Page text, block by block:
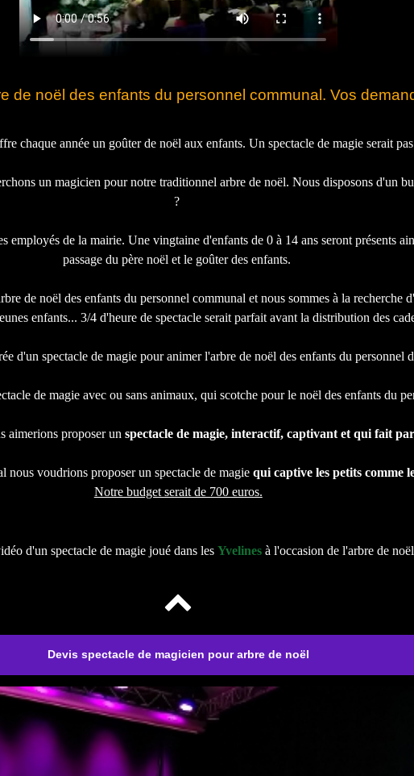
de noël des enfants du personnel communal. Vos
chaque année un goûter de noël aux enfants. Un spectacle de magie serait
un magicien pour notre traditionnel arbre de noël. Nous disposons d'un
?
de la mairie. Une vingtaine d'enfants de 0 à 14 ans seront présents
passage du père noël et le goûter des enfants.
de noël des enfants du personnel communal et nous sommes à la
enfants... 3/4 d'heure de spectacle serait parfait avant la distribution des
d'un spectacle de magie pour animer l'arbre de noël des enfants du personnel
de magie avec ou sans animaux, qui scotche pour le noël des enfants du
aimerions proposer un spectacle de magie, interactif, captivant et qui fait
voudrions proposer un spectacle de magie qui captive les petits comme
Notre budget serait de 700 euros.
d'un spectacle de magie joué dans lesYvelines à l'occasion de l'arbre de
Devis spectacle de magicien pour arbre de noël